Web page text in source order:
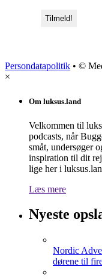
Persondatapolitik • ©
×
Om luksus.land
Velkommen til
podcasts, når
småt, undersøger
inspiration til dit
lige her i
Læs mere
Nyeste
Nordic
dørene til